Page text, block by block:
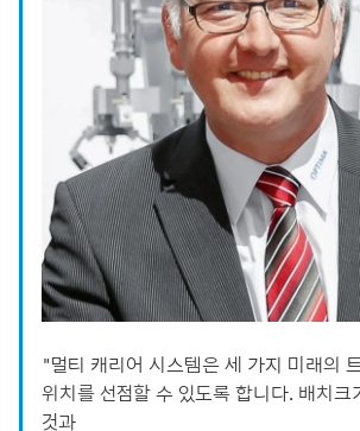
"멀티 캐리어 시스템은 세 가지 미래의
위치를 선점할 수 있도록 합니다. 배치
것과